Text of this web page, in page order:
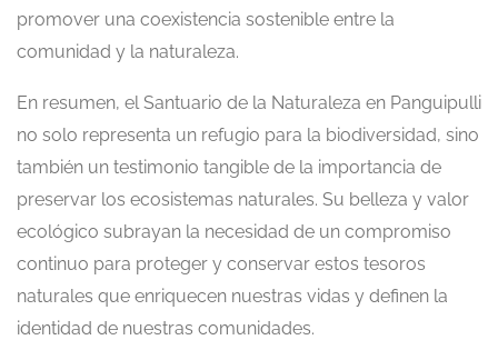
promover una coexistencia sostenible entre la
comunidad y la naturaleza.
En resumen, el Santuario de la Naturaleza en Panguipulli
no solo representa un refugio para la biodiversidad, sino
también un testimonio tangible de la importancia de
preservar los ecosistemas naturales. Su belleza y valor
ecológico subrayan la necesidad de un compromiso
continuo para proteger y conservar estos tesoros
naturales que enriquecen nuestras vidas y definen la
identidad de nuestras comunidades.